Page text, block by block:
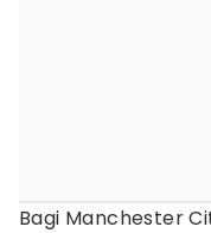
Bagi Manchester